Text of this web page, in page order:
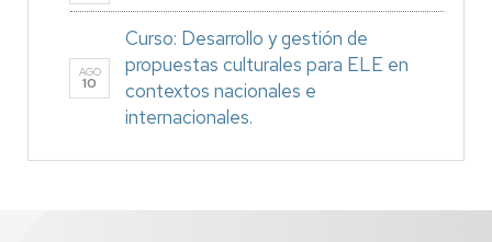
AGO
10
Curso: Desarrollo y gestión de
propuestas culturales para ELE en
contextos nacionales e
internacionales.